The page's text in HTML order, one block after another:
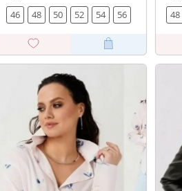
46
48 50 52 54 56
48